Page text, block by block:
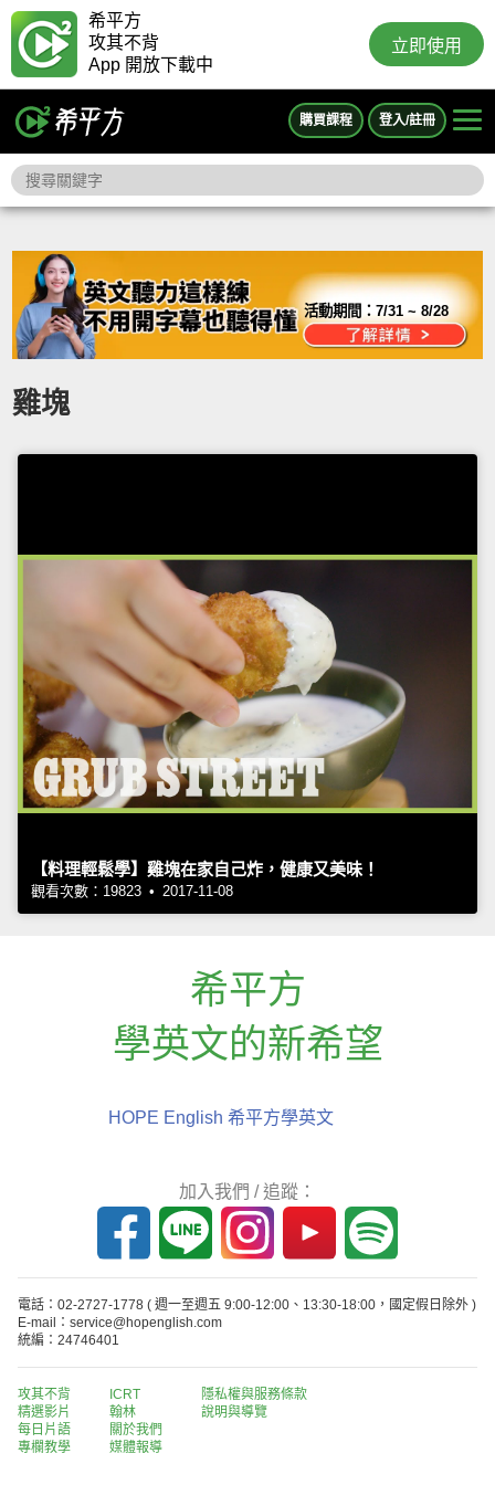
希平方
攻其不背
App 開放下載中
立即使用
購買課程 登入/註冊
活動期間：7/31 ~ 8/28
雞塊
【料理輕鬆學】雞塊在家自己炸，健康又美味！
觀看次數：19823 • 2017-11-08
希平方
學英文的新希望
HOPE English 希平方學英文
加入我們 / 追蹤：
電話：02-2727-1778 ( 週一至週五 9:00-12:00、13:30-18:00，國定假日除外 )
E-mail：service@hopenglish.com
統編：24746401
攻其不背
精選影片
每日片語
專欄教學
ICRT
翰林
關於我們
媒體報導
隱私權與服務條款
說明與導覽